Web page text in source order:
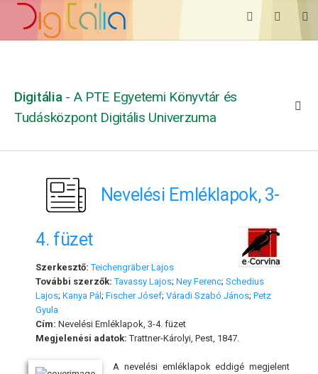
Digitália - A PTE Egyetemi Könyvtár és
Tudásközpont Digitális Univerzuma
Nevelési Emléklapok, 3-
4. füzet
Szerkesztő: Teichengräber Lajos
További szerzők: Tavassy Lajos; Ney Ferenc; Schedius
Lajos; Kanya Pál; Fischer Jósef; Váradi Szabó János; Petz
Gyula
Cím: Nevelési Emléklapok, 3-4. füzet
Megjelenési adatok: Trattner-Károlyi, Pest, 1847.
A nevelési emléklapok eddigé megjelent